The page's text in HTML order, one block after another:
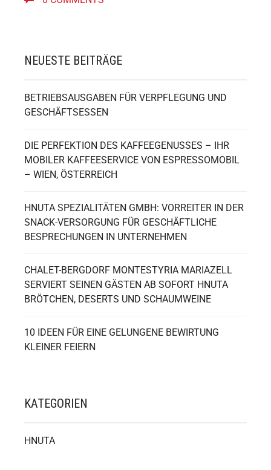
NEUESTE BEITRÄGE
BETRIEBSAUSGABEN FÜR VERPFLEGUNG UND
GESCHÄFTSESSEN
DIE PERFEKTION DES KAFFEEGENUSSES – IHR
MOBILER KAFFEESERVICE VON ESPRESSOMOBIL
– WIEN, ÖSTERREICH
HNUTA SPEZIALITÄTEN GMBH: VORREITER IN DER
SNACK-VERSORGUNG FÜR GESCHÄFTLICHE
BESPRECHUNGEN IN UNTERNEHMEN
CHALET-BERGDORF MONTESTYRIA MARIAZELL
SERVIERT SEINEN GÄSTEN AB SOFORT HNUTA
BRÖTCHEN, DESERTS UND SCHAUMWEINE
10 IDEEN FÜR EINE GELUNGENE BEWIRTUNG
KLEINER FEIERN
KATEGORIEN
HNUTA